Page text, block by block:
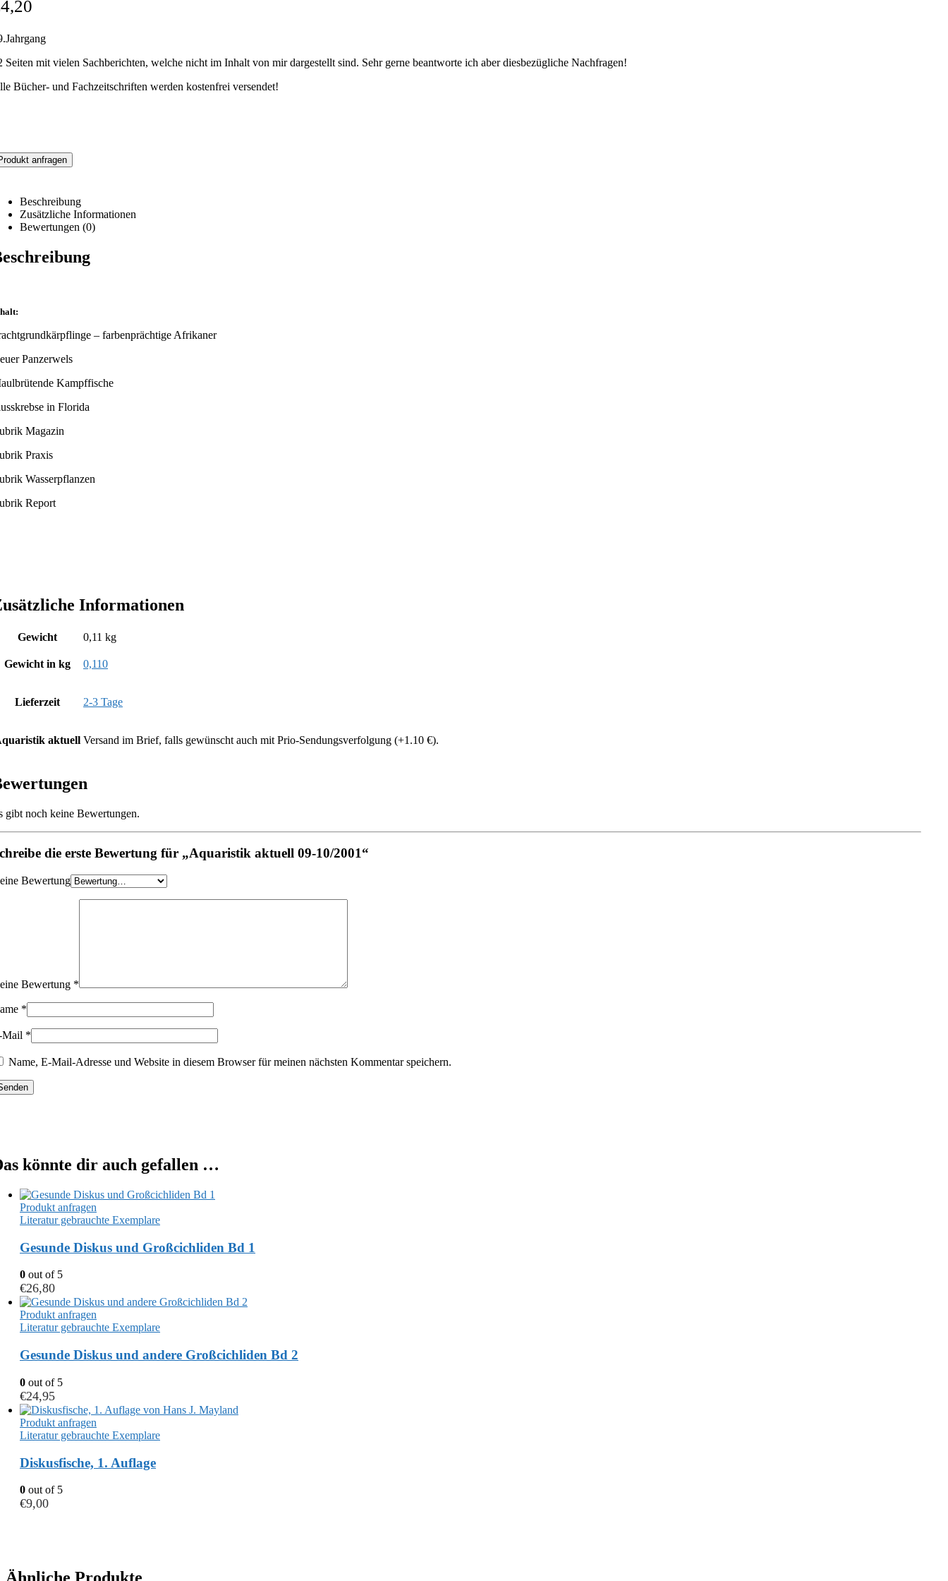
4,20
Seiten mit vielen Sachberichten, welche nicht im Inhalt von mir dargestellt sind. Sehr gerne beantworte ich aber diesbezügliche Nachfragen!
Bücher- und Fachzeitschriften werden kostenfrei versendet!
anfragen
Beschreibung
Zusätzliche Informationen
Bewertungen (0)
– farbenprächtige Afrikaner
Panzerwels
Kampffische
in Florida
Magazin
Praxis
Wasserpflanzen
Report
Informationen
Gewicht 0,11 kg
Gewicht in kg 0,110
Lieferzeit 2-3 Tage
aktuell Versand im Brief, falls gewünscht auch mit Prio-Sendungsverfolgung (+1.10 €).
gibt noch keine Bewertungen.
die erste Bewertung für „Aquaristik aktuell 09-10/2001“
Bewertung
Bewertung *
*
Mail *
Name, E-Mail-Adresse und Website in diesem Browser für meinen nächsten Kommentar speichern.
könnte dir auch gefallen …
Produkt anfragen
Literatur gebrauchte Exemplare
Gesunde Diskus und Großcichliden Bd 1
0 out of 5
€26,80
Produkt anfragen
Literatur gebrauchte Exemplare
Gesunde Diskus und andere Großcichliden Bd 2
0 out of 5
€24,95
Produkt anfragen
Literatur gebrauchte Exemplare
Diskusfische, 1. Auflage
0 out of 5
€9,00